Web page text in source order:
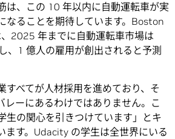
は、この 10 年以内に自動運転車が実
なることを期待しています。Boston
2025 年までに自動運転車市場は
、1 億人の雇用が創出されると予測
すべてが人材採用を進めており、そ
レーにあるわけではありません。こ
生の関心を引きつけています」とキ
ます。Udacity の学生は全世界にいる